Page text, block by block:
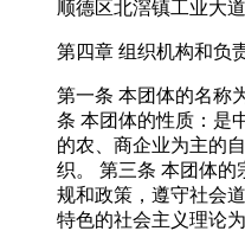
顺德区北滘镇工业大
第四章 组织机构和负
第一条 本团体的名称
条 本团体的性质：是
的农、商企业为主的
织。 第三条 本团体的
规和政策，遵守社会
特色的社会主义理论